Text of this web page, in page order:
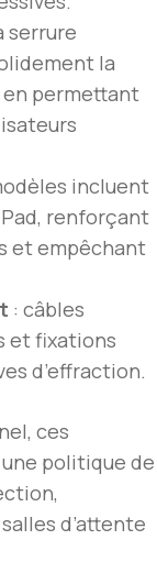
serrure
la
permettant
incluent
renforçant
et empêchant
: câbles
et fixations
d’effraction.
ces
politique de
d’attente